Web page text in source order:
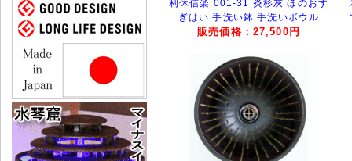
利休信楽 001-31 炎杉灰 ほのおす
ぎはい 手洗い鉢 手洗いボウル
販売価格：27,500円